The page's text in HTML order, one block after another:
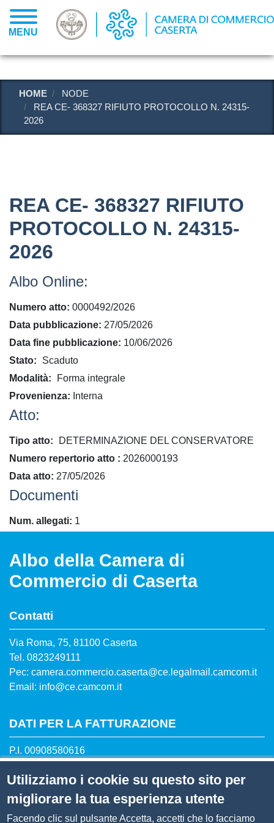
contenuto
MENU
HOME
NODE
REA CE- 368327 RIFIUTO PROTOCOLLO N. 24315-
2026
REA CE- 368327 RIFIUTO
PROTOCOLLO N. 24315-
2026
Albo Online:
Numero atto 0000492/2026
Data pubblicazione 27/05/2026
Data fine pubblicazione 10/06/2026
Stato
Scaduto
Modalità
Forma integrale
Provenienza
Interna
Atto:
Tipo atto
DETERMINAZIONE DEL CONSERVATORE
​Numero repertorio atto
2026000193
Data atto 27/05/2026
Documenti
Num. allegati 1
Albo della Camera di
Commercio di Caserta
Contatti
Via Roma, 75, 81100 Caserta
Tel. 0823249111
Pec: camera.commercio.caserta@ce.legalmail.camcom.it
Email: info@ce.camcom.it
DATI PER LA FATTURAZIONE
P.I. 00908580616
Codice Univoco Ufficio UFXYA1
Utilizziamo i cookie su questo sito per
migliorare la tua esperienza utente
Facendo clic sul pulsante Accetta, accetti che lo facciamo